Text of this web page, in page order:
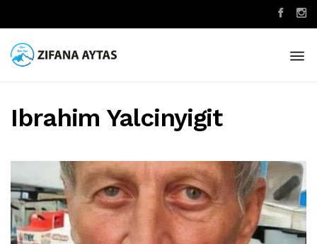
Ibrahim Yalcinyigit